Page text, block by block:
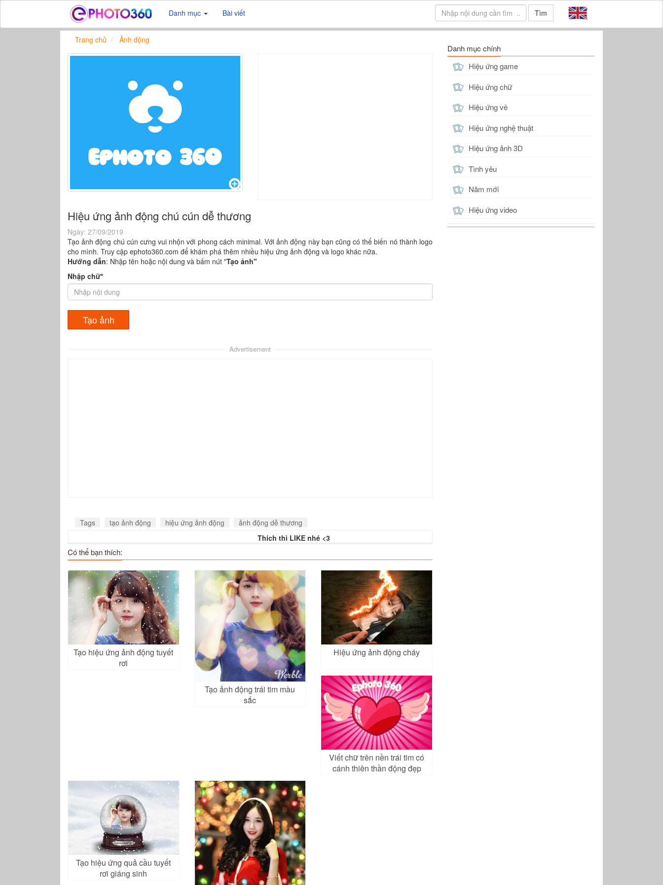
Danh mục Bài viết Tìm
Trang chủ Ảnh động
Hiệu ứng ảnh động chú cún dễ thương
Ngày: 27/09/2019
Tạo ảnh động chú cún cưng vui nhộn với phong cách minimal. Với ảnh động này bạn cũng có thể biến nó thành logo
cho mình. Truy cập ephoto360.com để khám phá thêm nhiều hiệu ứng ảnh động và logo khác nữa.
Hướng dẫn: Nhập tên hoặc nội dung và bấm nút "Tạo ảnh"
Nhập chữ*
Advertisement
Tags tạo ảnh động hiệu ứng ảnh động
ảnh động dễ thương
Thích thì LIKE nhé <3
Có thể bạn thích:
Tạo hiệu ứng ảnh động tuyết
rơi
Tạo ảnh động trái tim màu
sắc
Hiệu ứng ảnh động cháy
Viết chữ trên nền trái tim có
cánh thiên thần động đẹp
Tạo hiệu ứng quả cầu tuyết
rơi giáng sinh
Danh mục chính
Hiệu ứng game
Hiệu ứng chữ
Hiệu ứng vẽ
Hiệu ứng nghệ thuật
Hiệu ứng ảnh 3D
Tình yêu
Năm mới
Hiệu ứng video